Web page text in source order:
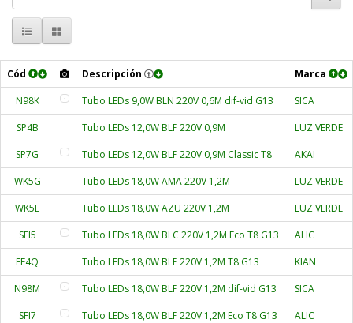
Cód Descripción
Marca
N98K
Tubo LEDs 9,0W BLN 220V 0,6M dif-vid G13
SICA
SP4B
Tubo LEDs 12,0W BLF 220V 0,9M
LUZ VERDE
SP7G
Tubo LEDs 12,0W BLF 220V 0,9M Classic T8
AKAI
WK5G
Tubo LEDs 18,0W AMA 220V 1,2M
LUZ VERDE
WK5E
Tubo LEDs 18,0W AZU 220V 1,2M
LUZ VERDE
SFI5
Tubo LEDs 18,0W BLC 220V 1,2M Eco T8 G13
ALIC
FE4Q
Tubo LEDs 18,0W BLF 220V 1,2M T8 G13
KIAN
N98M
Tubo LEDs 18,0W BLF 220V 1,2M dif-vid G13
SICA
SFI7
Tubo LEDs 18,0W BLF 220V 1,2M Eco T8 G13
ALIC